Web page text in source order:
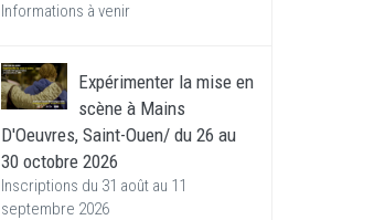
Informations à venir
Expérimenter la mise en
scène à Mains
D'Oeuvres, Saint-Ouen/ du 26 au
30 octobre 2026
Inscriptions du 31 août au 11
septembre 2026